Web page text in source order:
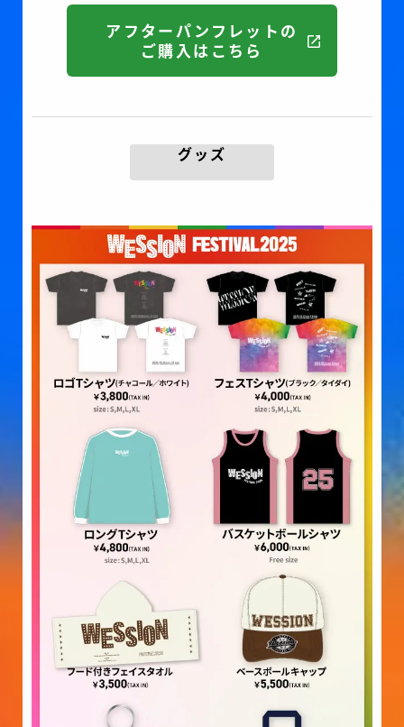
アフターパンフレットの
ご購入はこちら
グッズ